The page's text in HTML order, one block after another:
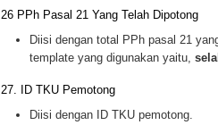
26 PPh Pasal 21 Yang Telah Dipotong
Diisi dengan total PPh pasal 21
template yang digunakan yaitu,
27. ID TKU Pemotong
Diisi dengan ID TKU pemotong.